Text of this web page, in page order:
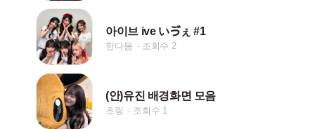
아이브 ive いゔぇ #1
한다봄 조회수 2
(안)유진 배경화면 모음
초링 조회수 1